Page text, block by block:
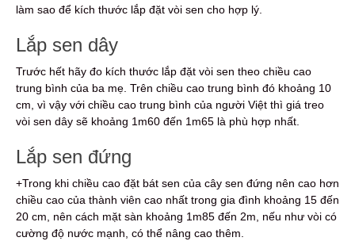
làm sao để kích thước lắp đặt vòi sen cho hợp lý.
Lắp sen dây
Trước hết hãy đo kích thước lắp đặt vòi sen theo chiều cao
trung bình của ba mẹ. Trên chiều cao trung bình đó khoảng 10
cm, vì vậy với chiều cao trung bình của người Việt thì giá treo
vòi sen dây sẽ khoảng 1m60 đến 1m65 là phù hợp nhất.
Lắp sen đứng
+Trong khi chiều cao đặt bát sen của cây sen đứng nên cao hơn
chiều cao của thành viên cao nhất trong gia đình khoảng 15 đến
20 cm, nên cách mặt sàn khoảng 1m85 đến 2m, nếu như vòi có
cường độ nước mạnh, có thể nâng cao thêm.